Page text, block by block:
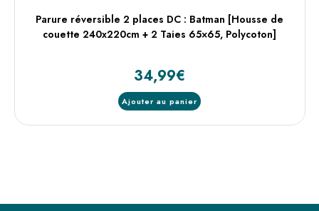
Parure réversible 2 places DC : Batman [Housse de
couette 240x220cm + 2 Taies 65×65, Polycoton]
34,99€
Ajouter au panier